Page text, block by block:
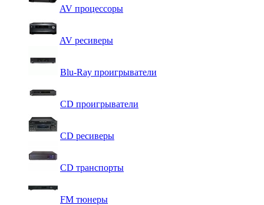
AV процессоры
AV ресиверы
Blu-Ray проигрыватели
CD проигрыватели
CD ресиверы
CD транспорты
FM тюнеры